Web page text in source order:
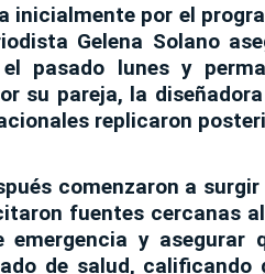
inicialmente por el
Gelena Solano
pasado lunes y
su pareja, la
replicaron
comenzaron a
fuentes cercanas
y asegurar
de salud, calificando